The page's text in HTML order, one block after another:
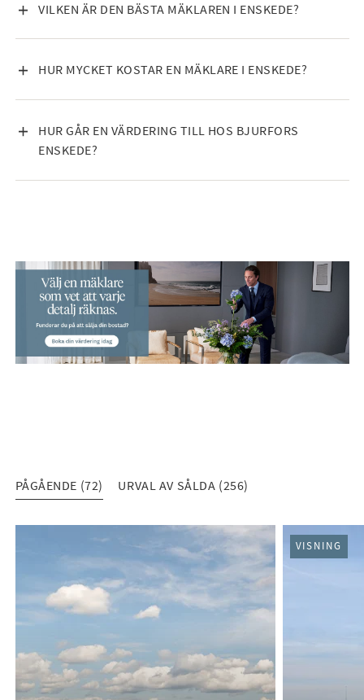
VILKEN ÄR DEN BÄSTA MÄKLAREN I ENSKEDE?
V
A
N
Å
HUR MYCKET KOSTAR EN MÄKLARE I ENSKEDE?
V
A
L
HUR GÅR EN VÄRDERING TILL HOS BJURFORS
ENSKEDE?
V
E
PÅGÅENDE (72) URVAL AV SÅLDA (256)
VISNING